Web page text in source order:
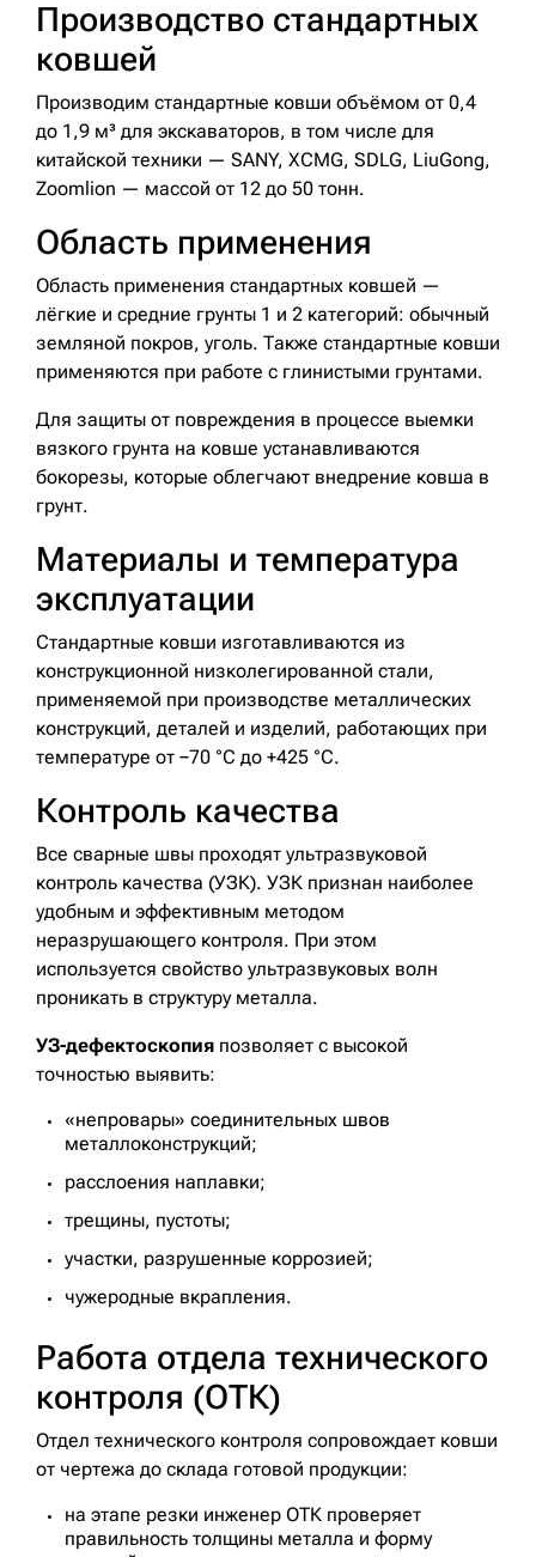
Производство стандартных
ковшей
Производим стандартные ковши объёмом от 0,4
до 1,9 м³ для экскаваторов, в том числе для
китайской техники — SANY, XCMG, SDLG, LiuGong,
Zoomlion — массой от 12 до 50 тонн.
Область применения
Область применения стандартных ковшей —
лёгкие и средние грунты 1 и 2 категорий: обычный
земляной покров, уголь. Также стандартные ковши
применяются при работе с глинистыми грунтами.
Для защиты от повреждения в процессе выемки
вязкого грунта на ковше устанавливаются
бокорезы, которые облегчают внедрение ковша в
грунт.
Материалы и температура
эксплуатации
Стандартные ковши изготавливаются из
конструкционной низколегированной стали,
применяемой при производстве металлических
конструкций, деталей и изделий, работающих при
температуре от −70 °C до +425 °C.
Контроль качества
Все сварные швы проходят ультразвуковой
контроль качества (УЗК). УЗК признан наиболее
удобным и эффективным методом
неразрушающего контроля. При этом
используется свойство ультразвуковых волн
проникать в структуру металла.
УЗ-дефектоскопия позволяет с высокой
точностью выявить:
«непровары» соединительных швов
металлоконструкций;
расслоения наплавки;
трещины, пустоты;
участки, разрушенные коррозией;
чужеродные вкрапления.
Работа отдела технического
контроля (ОТК)
Отдел технического контроля сопровождает ковши
от чертежа до склада готовой продукции:
на этапе резки инженер ОТК проверяет
правильность толщины металла и форму